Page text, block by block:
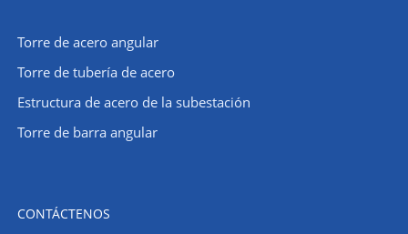
Torre de acero angular
Torre de tubería de acero
Estructura de acero de la subestación
Torre de barra angular
CONTÁCTENOS